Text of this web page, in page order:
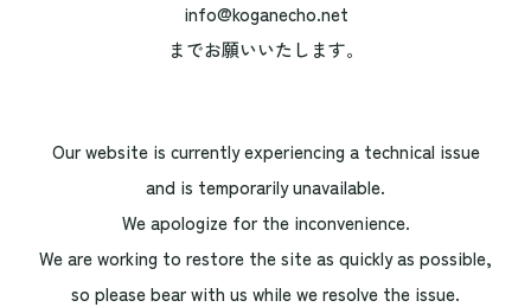
info@koganecho.net
までお願いいたします。
Our website is currently experiencing a technical issue
and is temporarily unavailable.
We apologize for the inconvenience.
We are working to restore the site as quickly as possible,
so please bear with us while we resolve the issue.